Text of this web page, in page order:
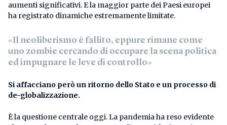
aumenti significativi. E la maggior parte dei Paesi europei
ha registrato dinamiche estremamente limitate.
«Il neoliberismo è fallito, eppure rimane come
uno zombie cercando di occupare la scena politica
ed impugnare le leve di controllo»
Si affacciano però un ritorno dello Stato e un processo di
de-globalizzazione.
È la questione centrale oggi. La pandemia ha reso evidente